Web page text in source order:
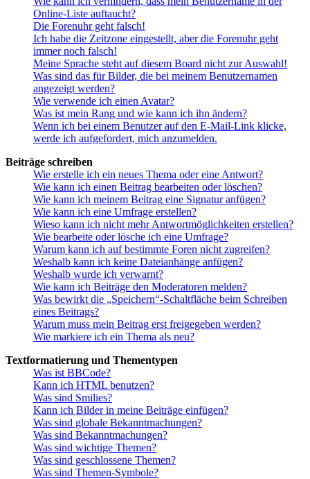
Online-Liste auftaucht?
Die Forenuhr geht falsch!
Ich habe die Zeitzone eingestellt, aber die Forenuhr geht
immer noch falsch!
Meine Sprache steht auf diesem Board nicht zur Auswahl!
Was sind das für Bilder, die bei meinem Benutzernamen
angezeigt werden?
Wie verwende ich einen Avatar?
Was ist mein Rang und wie kann ich ihn ändern?
Wenn ich bei einem Benutzer auf den E-Mail-Link klicke,
werde ich aufgefordert, mich anzumelden.
Beiträge schreiben
Wie erstelle ich ein neues Thema oder eine Antwort?
Wie kann ich einen Beitrag bearbeiten oder löschen?
Wie kann ich meinem Beitrag eine Signatur anfügen?
Wie kann ich eine Umfrage erstellen?
Wieso kann ich nicht mehr Antwortmöglichkeiten erstellen?
Wie bearbeite oder lösche ich eine Umfrage?
Warum kann ich auf bestimmte Foren nicht zugreifen?
Weshalb kann ich keine Dateianhänge anfügen?
Weshalb wurde ich verwarnt?
Wie kann ich Beiträge den Moderatoren melden?
Was bewirkt die „Speichern“-Schaltfläche beim Schreiben
eines Beitrags?
Warum muss mein Beitrag erst freigegeben werden?
Wie markiere ich ein Thema als neu?
Textformatierung und Thementypen
Was ist BBCode?
Kann ich HTML benutzen?
Was sind Smilies?
Kann ich Bilder in meine Beiträge einfügen?
Was sind globale Bekanntmachungen?
Was sind Bekanntmachungen?
Was sind wichtige Themen?
Was sind geschlossene Themen?
Was sind Themen-Symbole?